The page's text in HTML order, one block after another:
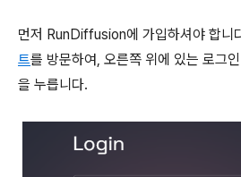
먼저 RunDiffusion에 가입하셔야 합니
트를 방문하여, 오른쪽 위에 있는 로그
을 누릅니다.